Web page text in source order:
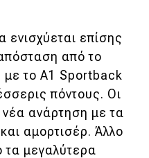
ενισχύεται επίσης
από το
το A1 Sportback
πόντους. Οι
ανάρτηση με τα
αμορτισέρ. Άλλο
τα μεγαλύτερα